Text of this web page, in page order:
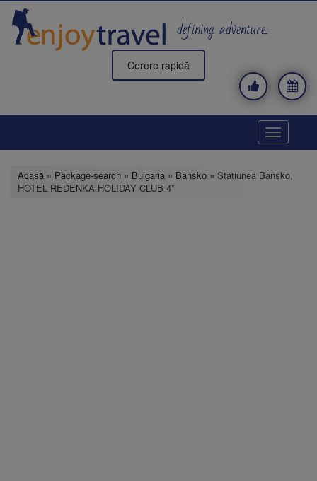
Mergi
conţinutul
principal
defining adventure..
Cerere rapidă
Toggle
Acasă » Package-search » Bulgaria » Bansko » Statiunea Bansko,
HOTEL REDENKA HOLIDAY CLUB 4*